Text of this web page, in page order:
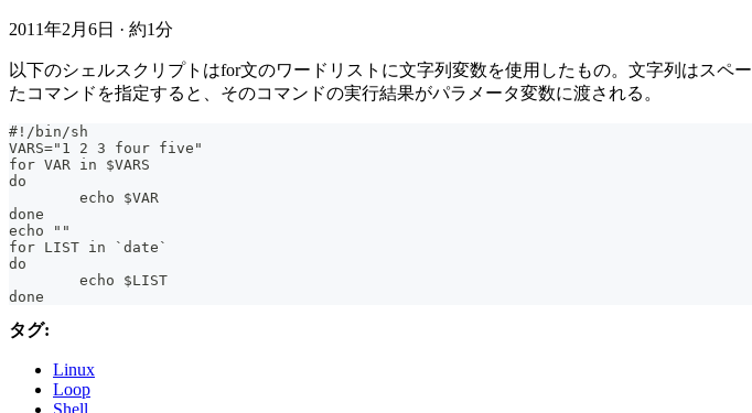
2011年2月6日 · 約1分
以下のシェルスクリプトはfor文のワードリストに文字列変数を使用したもの。文字列はス
たコマンドを指定すると、そのコマンドの実行結果がパラメータ変数に渡される。
#!/bin/sh
VARS="1 2 3 four five"
for VAR in $VARS
do
	echo $VAR
done
echo ""
for LIST in `date`
do
	echo $LIST
done
タグ:
Linux
Loop
Shell